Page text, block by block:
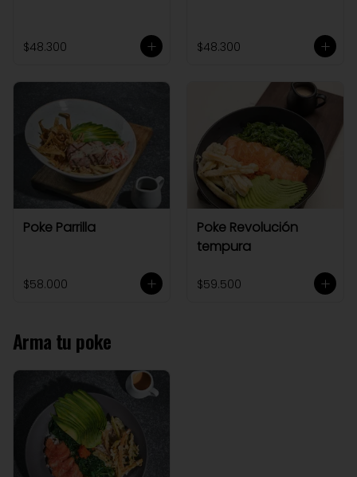
$48.300 $48.300
Poke Parrilla
$58.000
Poke Revolución
tempura
$59.500
Arma tu poke